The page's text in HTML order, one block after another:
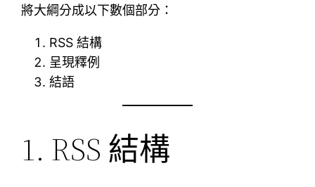
將大綱分成以下數個部分：
RSS 結構
呈現釋例
結語
1. RSS 結構